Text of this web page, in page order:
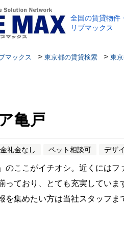
全国の賃貸物件
リブマックス
マックス > 東京都の賃貸検索 > 東
亀戸
礼金なし ペット相談可 デザ
のここがイチオシ。近くには
っており、とても充実してい
を集めたい方は当社スタッフ